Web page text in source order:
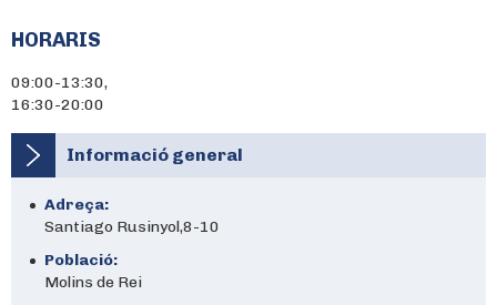
HORARIS
09:00-13:30,
16:30-20:00
Informació general
Adreça:
Santiago Rusinyol,8-10
Població:
Molins de Rei